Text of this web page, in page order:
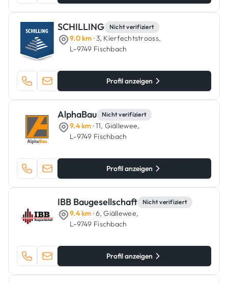
SCHILLING Nicht verifiziert
9.0 km · 3, Kierfechtstrooss,
L-9749 Fischbach
Profil anzeigen
AlphaBau Nicht verifiziert
9.4 km · 11, Giällewee,
L-9749 Fischbach
Profil anzeigen
IBB Baugesellschaft Nicht verifiziert
9.4 km · 6, Giällewee,
L-9749 Fischbach
Profil anzeigen